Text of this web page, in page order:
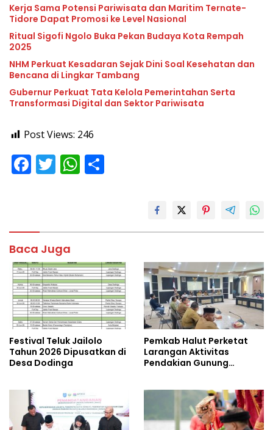
Kerja Sama Potensi Pariwisata dan Maritim Ternate-
Tidore Dapat Promosi ke Level Nasional
Ritual Sigofi Ngolo Buka Pekan Budaya Kota Rempah
2025
NHM Perkuat Kesadaran Sejak Dini Soal Kesehatan dan
Bencana di Lingkar Tambang
Gubernur Perkuat Tata Kelola Pemerintahan Serta
Transformasi Digital dan Sektor Pariwisata
Post Views: 246
F
o
o
k
T W
p
p
Baca Juga
Festival Teluk Jailolo
Tahun 2026 Dipusatkan di
Desa Dodinga
Pemkab Halut Perketat
Larangan Aktivitas
Pendakian Gunung